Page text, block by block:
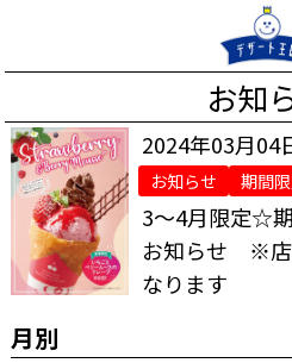
お知
2024年03月04
お知らせ 期間
3～4月限定☆
お知らせ ※店
なります
月別